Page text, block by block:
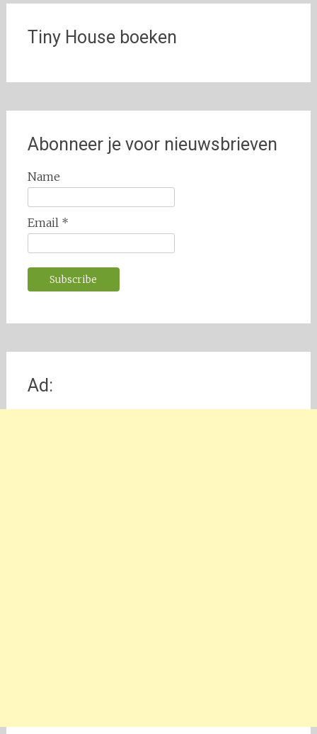
Tiny House boeken
Abonneer je voor nieuwsbrieven
Name
Email *
Ad: